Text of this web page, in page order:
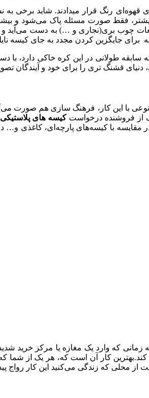
رنگ قرار میدادند. شاید برخی
فقط صورت مسئله پاک می‌شود و
چوب بری(نجاری و …) به دست می‌آید و
جایگزین کردن مجدد به جای کیسه
طولانی در این کره خاکی دارد، با
دنیای قشنگ تری را برای خود و آیندگان
نوعی با این کار، فرهنگ سازی هم صورت
از فروشنده درخواستکیسه های پلاستیکی
مقایسه با کیسه‌های پارچه‌ای، کاغذی
که وارد یک مغازه یا مرکز خرید
کند.بهترین کار آن است که، هر یک از
محلی که زندگی می‌کنید این کار رواج